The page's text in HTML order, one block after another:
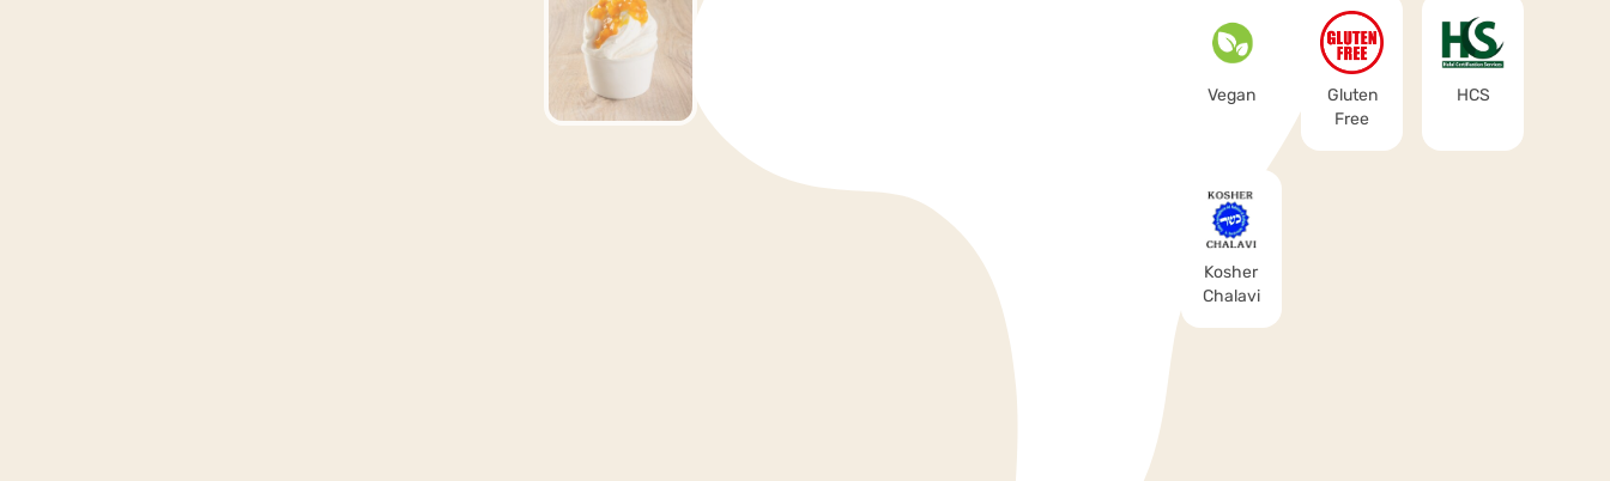
Vegan
Gluten
Free
HCS
Kosher
Chalavi